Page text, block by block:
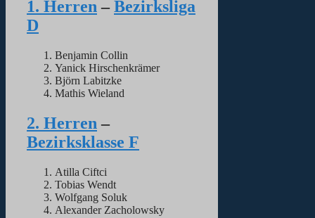
1. Herren –Bezirksliga
D
Benjamin Collin
Yanick Hirschenkrämer
Björn Labitzke
Mathis Wieland
2. Herren –
Bezirksklasse F
Atilla Ciftci
Tobias Wendt
Wolfgang Soluk
Alexander Zacholowsky